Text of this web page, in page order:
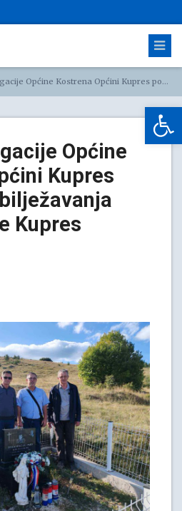
Kostrena Općini Kupres povodom obilježavanja Dana općine Kupres
Općine
Kupres
Kupres